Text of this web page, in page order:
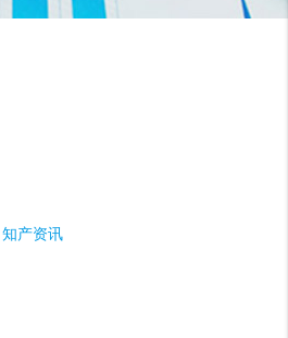
知产资讯